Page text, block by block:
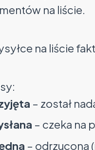
na liście.
na liście
– został
– czeka na
– odrzucona